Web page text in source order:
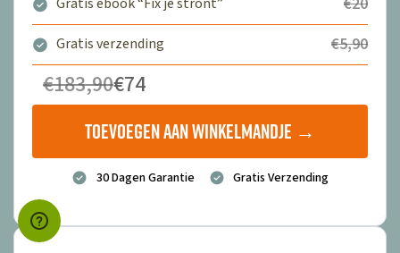
Gratis verzending €5,90
€183,90€74
Toevoegen aan winkelmandje →
30 Dagen Garantie Gratis Verzending